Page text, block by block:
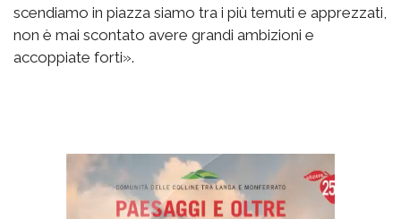
scendiamo in piazza siamo tra i più temuti e apprezzati,
non è mai scontato avere grandi ambizioni e
accoppiate forti».